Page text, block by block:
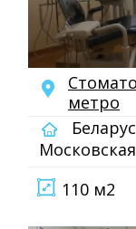
метро
Московская
110 м2